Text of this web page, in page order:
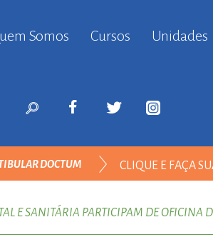
Somos
Cursos Unidades
DOCTUM CLIQUE E FAÇA
E SANITÁRIA PARTICIPAM DE OFICINA
ENGENHARIA AMBIENTAL